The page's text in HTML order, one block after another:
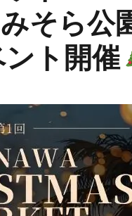
そら公
ト開催